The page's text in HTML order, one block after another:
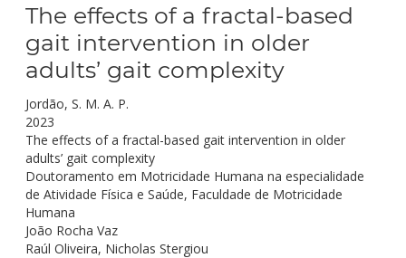
The effects of a fractal-based
gait intervention in older
adults’ gait complexity
Jordão, S. M. A. P.
2023
The effects of a fractal-based gait intervention in older
adults’ gait complexity
Doutoramento em Motricidade Humana na especialidade
de Atividade Física e Saúde, Faculdade de Motricidade
Humana
João Rocha Vaz
Raúl Oliveira, Nicholas Stergiou